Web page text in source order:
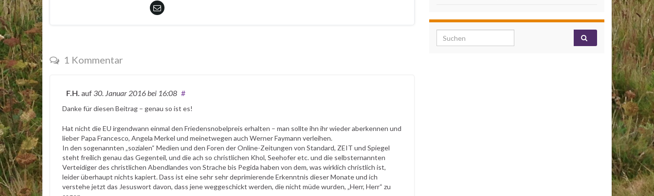
1 Kommentar
F.H. auf 30. Januar 2016bei 16:08 #
Danke für diesen Beitrag – genau so ist es!
Hat nicht die EU irgendwann einmal den Friedensnobelpreis erhalten – man sollte ihn ihr wieder aberkennen und
lieber Papa Francesco, Angela Merkel und meinetwegen auch Werner Faymann verleihen.
In den sogenannten „sozialen“ Medien und den Foren der Online-Zeitungen von Standard, ZEIT und Spiegel
steht freilich genau das Gegenteil, und die ach so christlichen Khol, Seehofer etc. und die selbsternannten
Verteidiger des christlichen Abendlandes von Strache bis Pegida haben von dem, was wirklich christlich ist,
leider überhaupt nichts kapiert. Dass ist eine sehr sehr deprimierende Erkenntnis dieser Monate und ich
verstehe jetzt das Jesuswort davon, dass jene weggeschickt werden, die nicht müde wurden, „Herr, Herr“ zu
Search for: